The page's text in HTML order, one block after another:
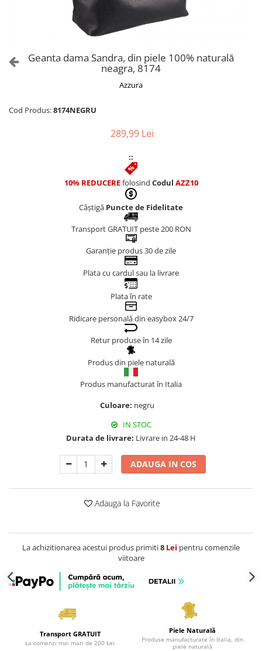
Genți Albe
Genți Bleumarin
Geanta dama Sandra, din piele 100% naturală
neagra, 8174
Azzura
Cod Produs:8174NEGRU
289,99 Lei
::
10% REDUCEREfolosind Codul AZZ10
Câștigă Puncte de Fidelitate
Transport GRATUIT peste 200 RON
Garanție produs 30 de zile
Plata cu cardul sau la livrare
Plata în rate
Ridicare personală din easybox 24/7
Retur produse în 14 zile
Produs din piele naturală
Produs manufacturat în Italia
Culoare: negru
IN STOC
Durata de livrare: Livrare in 24-48 H
ADAUGA IN COS
Adauga la Favorite
La achizitionarea acestui produs primiti8 Lei pentru comenzile
viitoare
Transport GRATUIT
La comenzi mai mari de 200 Lei
Piele Naturală
Produse manufacturate în Italia, din
piele naturală